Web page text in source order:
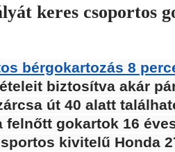
keres csoportos
bérgokartozás 8
biztosítva akár
út 40 alatt
felnőtt gokartok 16
kivitelű Honda